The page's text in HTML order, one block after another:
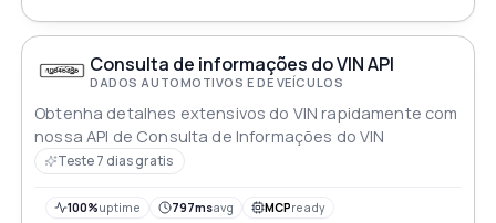
essencial para quem busca dados de carro precisos e
atualizadosConsulta de informações do VIN API
DADOS AUTOMOTIVOS E DE VEÍCULOS
Obtenha detalhes extensivos do VIN rapidamente com
nossa API de Consulta de Informações do VIN
Teste 7 dias gratis
100%uptime 797msavg MCPready